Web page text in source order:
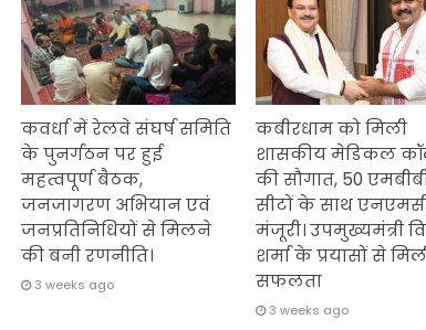
कवर्धा में रेलवे संघर्ष समिति
के पुनर्गठन पर हुई
महत्वपूर्ण बैठक,
जनजागरण अभियान एवं
जनप्रतिनिधियों से मिलने
की बनी रणनीति।
3 weeks ago
कबीरधाम को मिली
शासकीय मेडिकल
की सौगात, 50
सीटों के साथ
मंजूरी। उपमुख्यमंत्री
शर्मा के प्रयासों से
सफलता
3 weeks ago